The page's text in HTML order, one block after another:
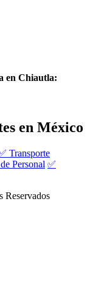
en Chiautla:
en México
Transporte
Personal ✅
Reservados